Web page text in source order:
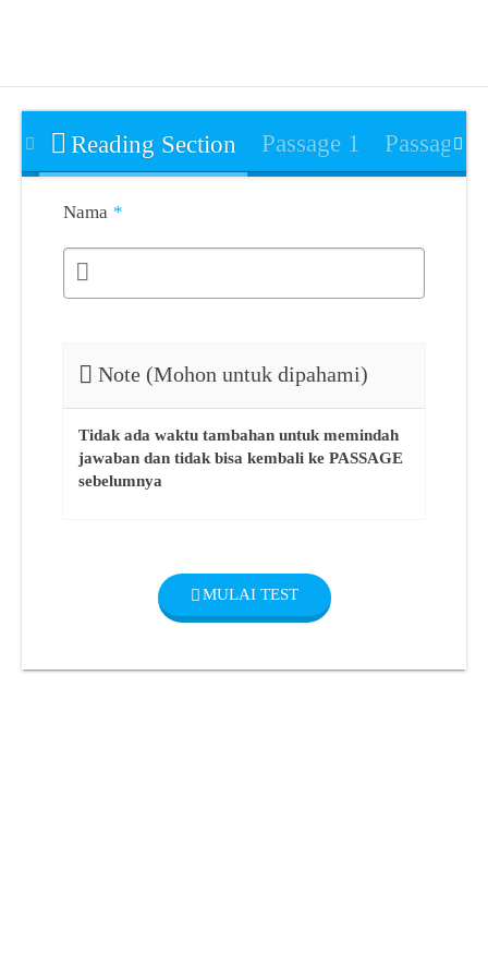
Reading Section Passage 1 Passage 2
Nama *
Note (Mohon untuk dipahami)
Tidak ada waktu tambahan untuk memindah
jawaban dan tidak bisa kembali ke PASSAGE
sebelumnya
MULAI TEST